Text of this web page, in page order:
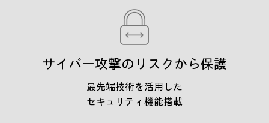
サイバー攻撃のリスクから保護
最先端技術を活用した
セキュリティ機能搭載